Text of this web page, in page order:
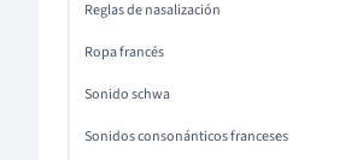
Reglas de nasalización
Ropa francés
Sonido schwa
Sonidos consonánticos franceses